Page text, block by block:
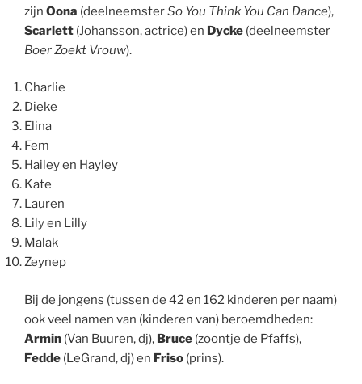
zijn Oona (deelneemsterSo You Think You Can Dance),
Scarlett (Johansson, actrice) en Dycke (deelneemster
Boer Zoekt Vrouw).
Charlie
Dieke
Elina
Fem
Hailey en Hayley
Kate
Lauren
Lily en Lilly
Malak
Zeynep
Bij de jongens (tussen de 42 en 162 kinderen per naam)
ook veel namen van (kinderen van) beroemdheden:
Armin (Van Buuren, dj), Bruce (zoontje de Pfaffs),
Fedde (LeGrand, dj) en Friso (prins).